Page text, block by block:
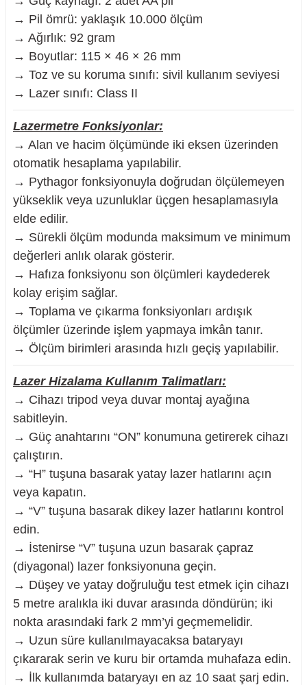
→ Pil ömrü: yaklaşık 10.000 ölçüm
→ Ağırlık: 92 gram
→ Boyutlar: 115 × 46 × 26 mm
→ Toz ve su koruma sınıfı: sivil kullanım seviyesi
→ Lazer sınıfı: Class II
Lazermetre Fonksiyonlar:
→ Alan ve hacim ölçümünde iki eksen üzerinden
otomatik hesaplama yapılabilir.
→ Pythagor fonksiyonuyla doğrudan ölçülemeyen
yükseklik veya uzunluklar üçgen hesaplamasıyla
elde edilir.
→ Sürekli ölçüm modunda maksimum ve minimum
değerleri anlık olarak gösterir.
→ Hafıza fonksiyonu son ölçümleri kaydederek
kolay erişim sağlar.
→ Toplama ve çıkarma fonksiyonları ardışık
ölçümler üzerinde işlem yapmaya imkân tanır.
→ Ölçüm birimleri arasında hızlı geçiş yapılabilir.
Lazer Hizalama Kullanım Talimatları:
→ Cihazı tripod veya duvar montaj ayağına
sabitleyin.
→ Güç anahtarını “ON” konumuna getirerek cihazı
çalıştırın.
→ “H” tuşuna basarak yatay lazer hatlarını açın
veya kapatın.
→ “V” tuşuna basarak dikey lazer hatlarını kontrol
edin.
→ İstenirse “V” tuşuna uzun basarak çapraz
(diyagonal) lazer fonksiyonuna geçin.
→ Düşey ve yatay doğruluğu test etmek için cihazı
5 metre aralıkla iki duvar arasında döndürün; iki
nokta arasındaki fark 2 mm’yi geçmemelidir.
→ Uzun süre kullanılmayacaksa bataryayı
çıkararak serin ve kuru bir ortamda muhafaza edin.
→ İlk kullanımda bataryayı en az 10 saat şarj edin.